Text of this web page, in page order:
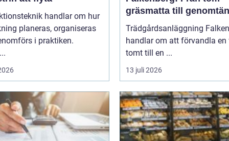
handlar om hur
planeras, organiseras
i praktiken.
gräsmatta till
helhet
Trädgårdsanläggning
handlar om att förvandla en
tomt till en ...
13 juli 2026